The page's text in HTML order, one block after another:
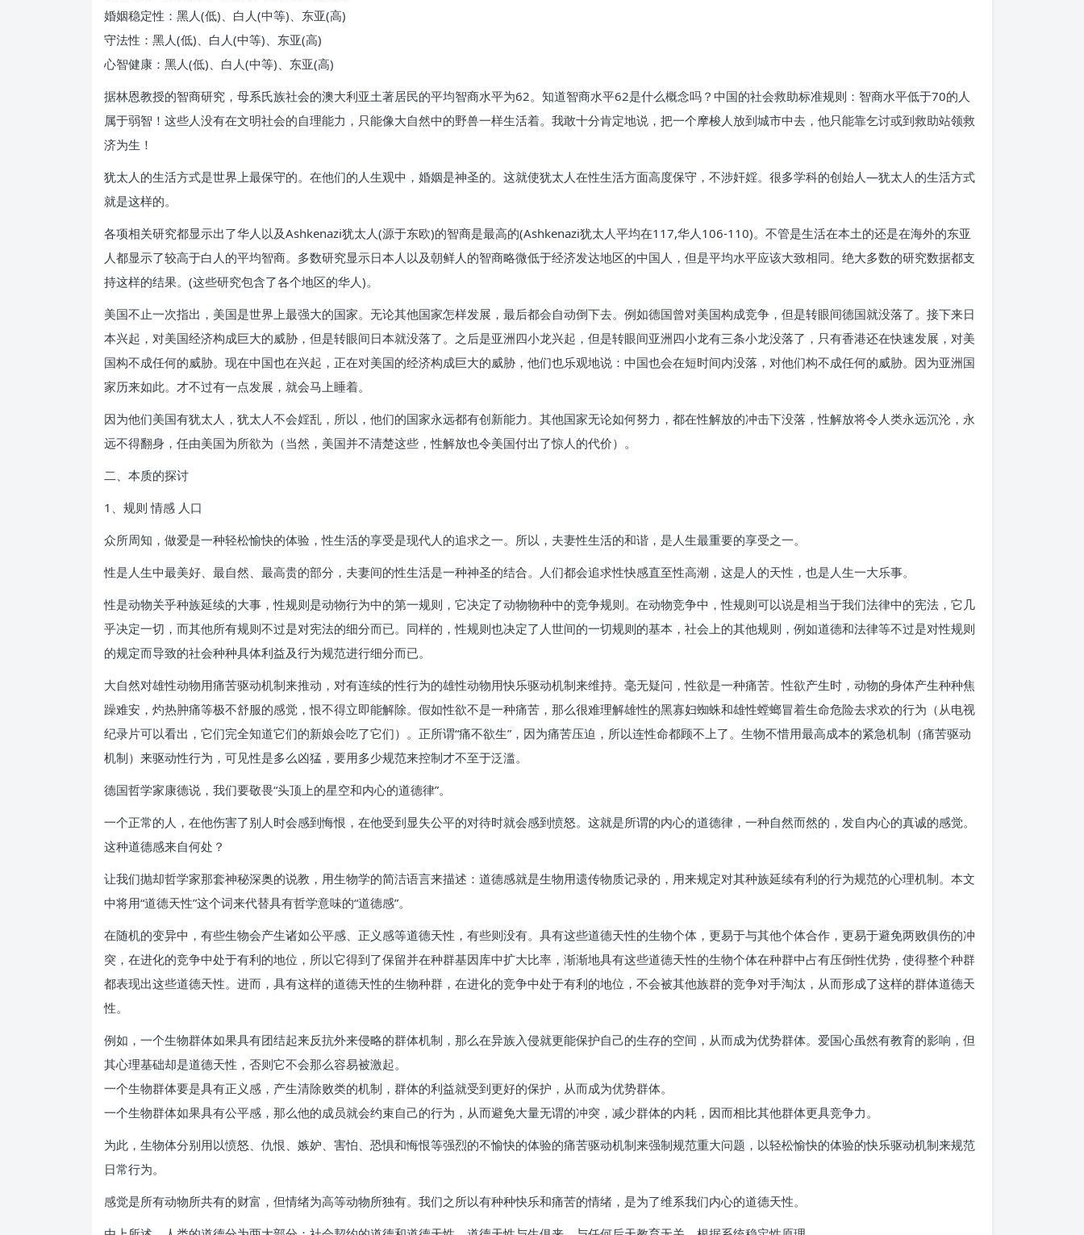
婚姻稳定性：黑人(低)、白人(中等)、东亚(高)
守法性：黑人(低)、白人(中等)、东亚(高)
心智健康：黑人(低)、白人(中等)、东亚(高)
据林恩教授的智商研究，母系氏族社会的澳大利亚土著居民的平均智商水平为62。知道智商水平62是什么概念吗？中国的社会救助标准规则：智商水平低于70的人
属于弱智！这些人没有在文明社会的自理能力，只能像大自然中的野兽一样生活着。我敢十分肯定地说，把一个摩梭人放到城市中去，他只能靠乞讨或到救助站领救
济为生！
犹太人的生活方式是世界上最保守的。在他们的人生观中，婚姻是神圣的。这就使犹太人在性生活方面高度保守，不涉奸婬。很多学科的创始人—犹太人的生活方式
就是这样的。
各项相关研究都显示出了华人以及Ashkenazi犹太人(源于东欧)的智商是最高的(Ashkenazi犹太人平均在117,华人106-110)。不管是生活在本土的还是在海外的东亚
人都显示了较高于白人的平均智商。多数研究显示日本人以及朝鲜人的智商略微低于经济发达地区的中国人，但是平均水平应该大致相同。绝大多数的研究数据都支
持这样的结果。(这些研究包含了各个地区的华人)。
美国不止一次指出，美国是世界上最强大的国家。无论其他国家怎样发展，最后都会自动倒下去。例如德国曾对美国构成竞争，但是转眼间德国就没落了。接下来日
本兴起，对美国经济构成巨大的威胁，但是转眼间日本就没落了。之后是亚洲四小龙兴起，但是转眼间亚洲四小龙有三条小龙没落了，只有香港还在快速发展，对美
国构不成任何的威胁。现在中国也在兴起，正在对美国的经济构成巨大的威胁，他们也乐观地说：中国也会在短时间内没落，对他们构不成任何的威胁。因为亚洲国
家历来如此。才不过有一点发展，就会马上睡着。
因为他们美国有犹太人，犹太人不会婬乱，所以，他们的国家永远都有创新能力。其他国家无论如何努力，都在性解放的冲击下没落，性解放将令人类永远沉沦，永
远不得翻身，任由美国为所欲为（当然，美国并不清楚这些，性解放也令美国付出了惊人的代价）。
二、本质的探讨
1、规则 情感 人口
众所周知，做爱是一种轻松愉快的体验，性生活的享受是现代人的追求之一。所以，夫妻性生活的和谐，是人生最重要的享受之一。
性是人生中最美好、最自然、最高贵的部分，夫妻间的性生活是一种神圣的结合。人们都会追求性快感直至性高潮，这是人的天性，也是人生一大乐事。
性是动物关乎种族延续的大事，性规则是动物行为中的第一规则，它决定了动物物种中的竞争规则。在动物竞争中，性规则可以说是相当于我们法律中的宪法，它几
乎决定一切，而其他所有规则不过是对宪法的细分而已。同样的，性规则也决定了人世间的一切规则的基本，社会上的其他规则，例如道德和法律等不过是对性规则
的规定而导致的社会种种具体利益及行为规范进行细分而已。
大自然对雄性动物用痛苦驱动机制来推动，对有连续的性行为的雄性动物用快乐驱动机制来维持。毫无疑问，性欲是一种痛苦。性欲产生时，动物的身体产生种种焦
躁难安，灼热肿痛等极不舒服的感觉，恨不得立即能解除。假如性欲不是一种痛苦，那么很难理解雄性的黑寡妇蜘蛛和雄性螳螂冒着生命危险去求欢的行为（从电视
纪录片可以看出，它们完全知道它们的新娘会吃了它们）。正所谓“痛不欲生”，因为痛苦压迫，所以连性命都顾不上了。生物不惜用最高成本的紧急机制（痛苦驱动
机制）来驱动性行为，可见性是多么凶猛，要用多少规范来控制才不至于泛滥。
德国哲学家康德说，我们要敬畏“头顶上的星空和内心的道德律”。
一个正常的人，在他伤害了别人时会感到悔恨，在他受到显失公平的对待时就会感到愤怒。这就是所谓的内心的道德律，一种自然而然的，发自内心的真诚的感觉。
这种道德感来自何处？
让我们抛却哲学家那套神秘深奥的说教，用生物学的简洁语言来描述：道德感就是生物用遗传物质记录的，用来规定对其种族延续有利的行为规范的心理机制。本文
中将用“道德天性”这个词来代替具有哲学意味的“道德感”。
在随机的变异中，有些生物会产生诸如公平感、正义感等道德天性，有些则没有。具有这些道德天性的生物个体，更易于与其他个体合作，更易于避免两败俱伤的冲
突，在进化的竞争中处于有利的地位，所以它得到了保留并在种群基因库中扩大比率，渐渐地具有这些道德天性的生物个体在种群中占有压倒性优势，使得整个种群
都表现出这些道德天性。进而，具有这样的道德天性的生物种群，在进化的竞争中处于有利的地位，不会被其他族群的竞争对手淘汰，从而形成了这样的群体道德天
性。
例如，一个生物群体如果具有团结起来反抗外来侵略的群体机制，那么在异族入侵就更能保护自己的生存的空间，从而成为优势群体。爱国心虽然有教育的影响，但
其心理基础却是道德天性，否则它不会那么容易被激起。
一个生物群体要是具有正义感，产生清除败类的机制，群体的利益就受到更好的保护，从而成为优势群体。
一个生物群体如果具有公平感，那么他的成员就会约束自己的行为，从而避免大量无谓的冲突，减少群体的内耗，因而相比其他群体更具竞争力。
为此，生物体分别用以愤怒、仇恨、嫉妒、害怕、恐惧和悔恨等强烈的不愉快的体验的痛苦驱动机制来强制规范重大问题，以轻松愉快的体验的快乐驱动机制来规范
日常行为。
感觉是所有动物所共有的财富，但情绪为高等动物所独有。我们之所以有种种快乐和痛苦的情绪，是为了维系我们内心的道德天性。